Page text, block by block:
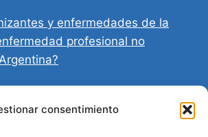
consentimiento
y enfermedades de la
profesional no
Anticipadas en Córdoba:
y validez legal